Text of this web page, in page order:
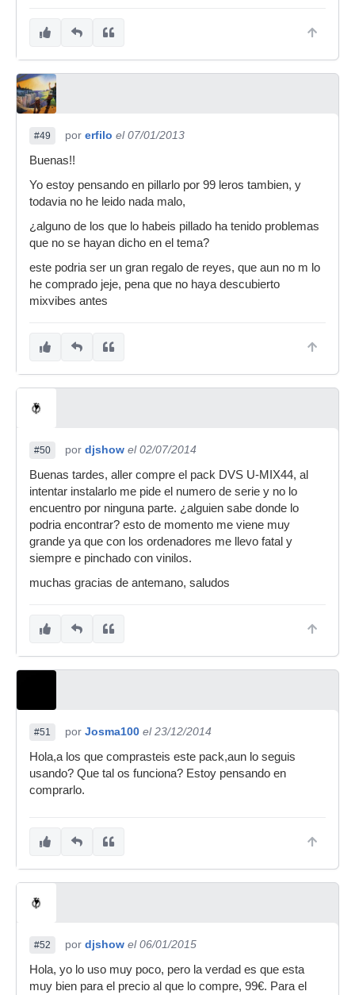
#49 por erfilo el 07/01/2013
Buenas!!
Yo estoy pensando en pillarlo por 99 leros tambien, y
todavia no he leido nada malo,
¿alguno de los que lo habeis pillado ha tenido problemas
que no se hayan dicho en el tema?
este podria ser un gran regalo de reyes, que aun no m lo
he comprado jeje, pena que no haya descubierto
mixvibes antes
#50 por djshow el 02/07/2014
Buenas tardes, aller compre el pack DVS U-MIX44, al
intentar instalarlo me pide el numero de serie y no lo
encuentro por ninguna parte. ¿alguien sabe donde lo
podria encontrar? esto de momento me viene muy
grande ya que con los ordenadores me llevo fatal y
siempre e pinchado con vinilos.
muchas gracias de antemano, saludos
#51 por Josma100 el 23/12/2014
Hola,a los que comprasteis este pack,aun lo seguis
usando? Que tal os funciona? Estoy pensando en
comprarlo.
#52 por djshow el 06/01/2015
Hola, yo lo uso muy poco, pero la verdad es que esta
muy bien para el precio al que lo compre, 99€. Para el